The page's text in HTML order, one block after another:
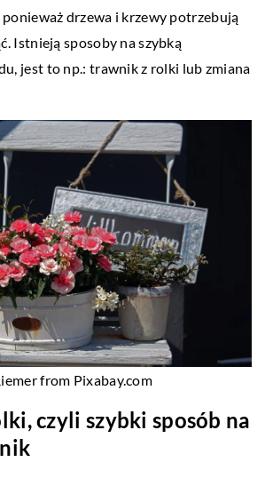
drzewa i krzewy potrzebują
Istnieją sposoby na szybką
jest to np.: trawnik z rolki lub zmiana
from Pixabay.com
czyli szybki sposób na